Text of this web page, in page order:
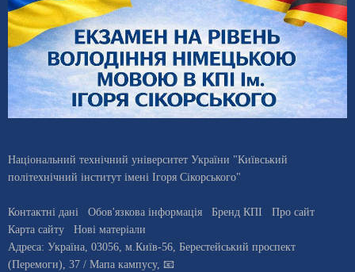
Національний технічний університет України "Київський
політехнічний інститут імені Ігоря Сікорського"
Контактні дані Обов'язкова інформація Бренд КПІ
Про сайт
Карта сайту
Нові матеріали
Адреса: Україна, 03056, м.Київ-56, Берестейський проспект
(Перемоги), 37 / Мапа кампусу, 📧